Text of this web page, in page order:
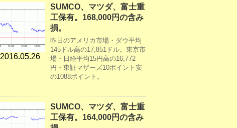
2016.05.26
SUMCO、マツダ、富士重
工保有。168,000円の含み
損。
昨日のアメリカ市場・ダウ平均
145ドル高の17,851ドル。東京市
場・日経平均15円高の16,772
円・東証マザーズ10ポイント安
の1088ポイント。
SUMCO、マツダ、富士重
工保有。164,000円の含み